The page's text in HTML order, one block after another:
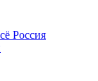
Россия